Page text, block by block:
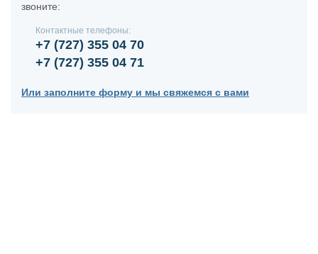
звоните:
Контактные телефоны:
+7 (727) 355 04 70
+7 (727) 355 04 71
Или заполните форму и мы свяжемся с вами